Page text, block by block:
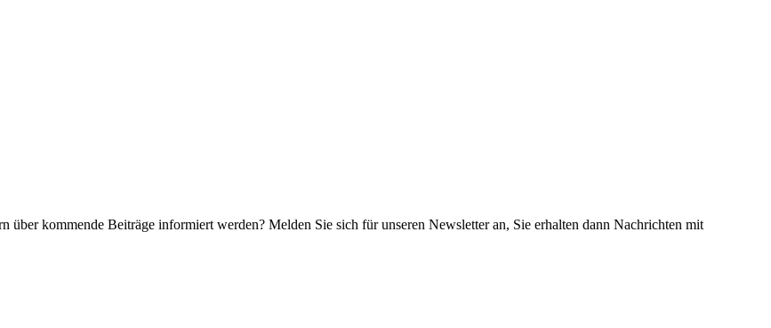
über kommende Beiträge informiert werden? Melden Sie sich für unseren Newsletter an, Sie erhalten dann Nachrichten mit